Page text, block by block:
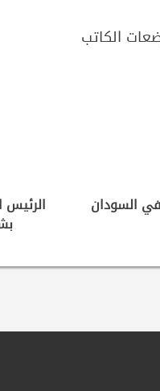
الكاتب
السودان